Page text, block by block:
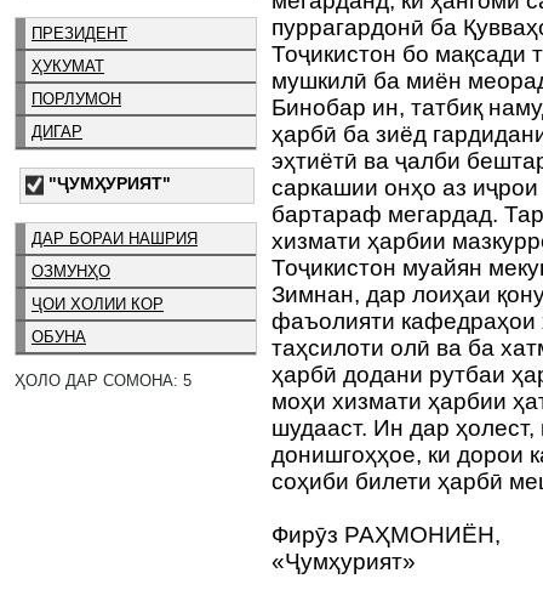
ПРЕЗИДЕНТ
ҲУКУМАТ
ПОРЛУМОН
ДИГАР
"ҶУМҲУРИЯТ"
ДАР БОРАИ НАШРИЯ
ОЗМУНҲО
ҶОИ ХОЛИИ КОР
ОБУНА
ҲОЛО ДАР СОМОНА: 5
пуррагардонӣ ба
Тоҷикистон бо мақсади
мушкилӣ ба миён
Бинобар ин, татбиқ
ҳарбӣ ба зиёд
эҳтиётӣ ва ҷалби
саркашии онҳо аз
бартараф мегардад.
хизмати ҳарбии
Тоҷикистон муайян
Зимнан, дар лоиҳаи
фаъолияти кафедраҳои
таҳсилоти олӣ ва ба
ҳарбӣ додани рутбаи
моҳи хизмати ҳарбии
шудааст. Ин дар ҳолест,
донишгоҳҳое, ки дорои
соҳиби билети ҳарбӣ
Фирӯз РАҲМОНИЁН,
«Ҷумҳурият»